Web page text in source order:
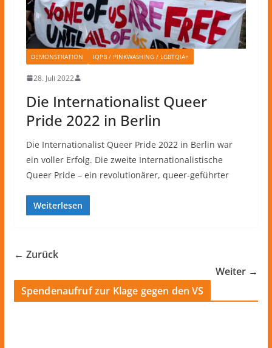
DEMONSTRATION IQPB / PINKWASHING / LGBTQIA+
28. Juli 2022
Die Internationalist Queer
Pride 2022 in Berlin
Die Internationalist Queer Pride 2022 in Berlin war
ein voller Erfolg. Die zweite Internationalistische
Queer Pride – ein revolutionärer, queer-geführter
Weiterlesen
← Zurück
Weiter →
Spendenaufruf zur Klage gegen den VS